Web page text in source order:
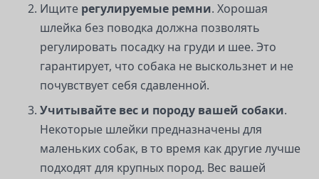
Ищите регулируемые ремни. Хорошая
шлейка без поводка должна позволять
регулировать посадку на груди и шее. Это
гарантирует, что собака не выскользнет и не
почувствует себя сдавленной.
Учитывайте вес и породу вашей собаки.
Некоторые шлейки предназначены для
маленьких собак, в то время как другие лучше
подходят для крупных пород. Вес вашей